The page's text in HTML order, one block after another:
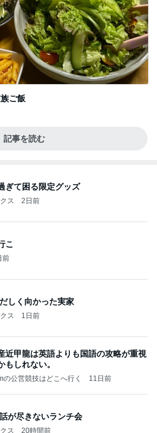
ご飯
記事を読む
ぎて困る限定グッズ
ス 2日前
こ
前
しく向かった実家
ス 1日前
近甲龍は英語よりも国語の攻略が重視
もしれない。
の公営競技はどこへ行く 11日前
が尽きないランチ会
ス 20時間前